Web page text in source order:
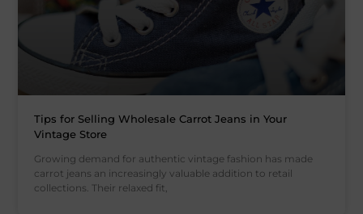
Tips for Selling Wholesale Carrot Jeans in Your
Vintage Store
Growing demand for authentic vintage fashion has made
carrot jeans an increasingly valuable addition to retail
collections. Their relaxed fit,